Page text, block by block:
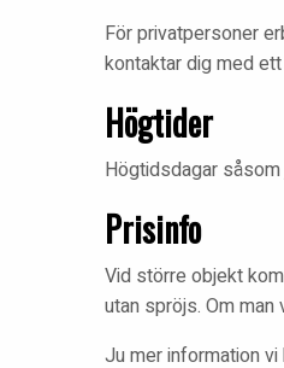
För privatpersoner
kontaktar dig med
Högtider
Högtidsdagar
Prisinfo
Vid större objekt
utan spröjs. Om
Ju mer information